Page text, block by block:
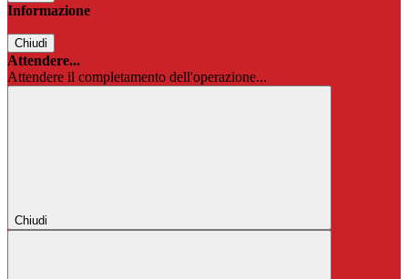
Informazione
Chiudi
Attendere...
Attendere il completamento dell'operazione...
Chiudi